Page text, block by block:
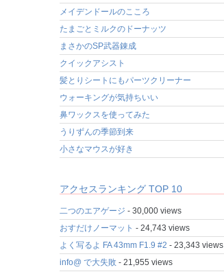
メイデンドールのこころ
たまごとミルクのドーナッツ
まさかのSP武器錬成
クイックアシスト
髪とりシートにもパーツクリーナー
ウォーキングが気持ちいい
鼻ワックスを使ってみた
うりずんの季節到来
小さなマウスが好き
アクセスランキング TOP 10
二つのエアゲージ - 30,000 views
おすだけノーマット - 24,743 views
よく写るよ FA 43mm F1.9 #2 - 23,343 views
info@ で大失敗- 21,955 views